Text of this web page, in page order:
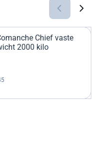
Chief vaste
2000 kilo
btw: 826,45